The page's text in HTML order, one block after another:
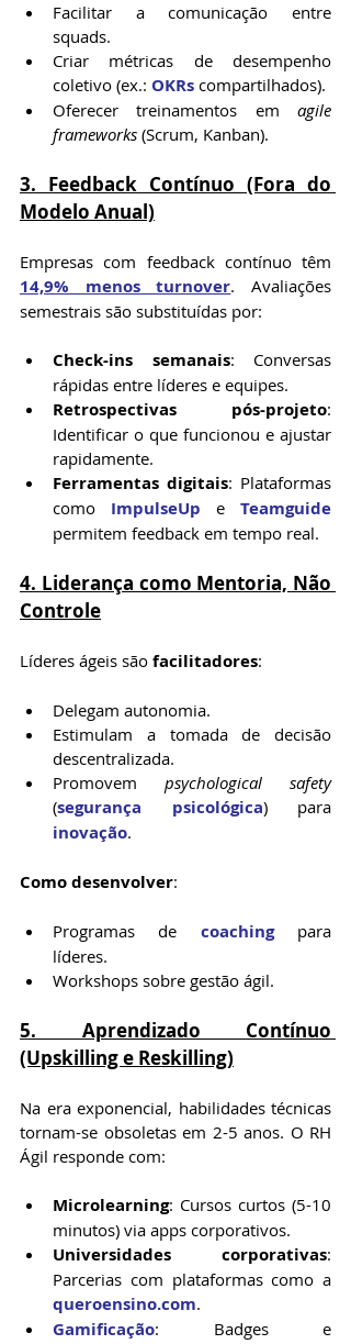
Facilitar a comunicação entre
squads.
Criar métricas de desempenho
coletivo (ex.: OKRs compartilhados).
Oferecer treinamentos em agile
frameworks (Scrum, Kanban).
3. Feedback Contínuo (Fora do
Modelo Anual)
14,9% menos turnover. Avaliações
semestrais são substituídas por:
Check-ins semanais: Conversas
rápidas entre líderes e equipes.
Retrospectivas pós-projeto:
Identificar o que funcionou e ajustar
rapidamente.
Ferramentas digitais: Plataformas
como ImpulseUp e Teamguide
permitem feedback em tempo real.
4. Liderança como Mentoria, Não
Controle
Líderes ágeis são facilitadores:
Delegam autonomia.
Estimulam a tomada de decisão
descentralizada.
Promovem psychological safety
(segurança psicológica
inovação.
Como desenvolver:
Programas de coaching para
líderes.
Workshops sobre gestão ágil.
5. Aprendizado Contínuo
(Upskilling e Reskilling)
Na era exponencial, habilidades técnicas
tornam-se obsoletas em 2-5 anos. O RH
Ágil responde com:
Microlearning: Cursos curtos (5-10
minutos) via apps corporativos.
Universidades corporativas:
queroensino.com.
Gamificação: Badges e